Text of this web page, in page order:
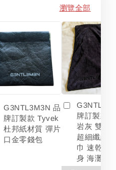
瀏覽全部
G3NTL3M3N 品
牌訂製款 Tyvek
杜邦紙材質 彈片
口金零錢包
牌訂製款
岩灰 雙色
超細纖維
巾 速乾 吸
身 海灘